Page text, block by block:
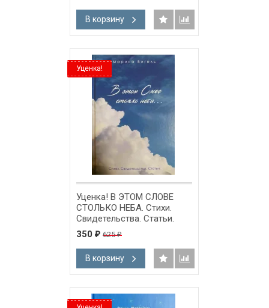
В корзину
Уценка!
Уценка! В ЭТОМ СЛОВЕ
СТОЛЬКО НЕБА. Стихи.
Свидетельства. Статьи.
Марина Вигель
350 ₽ 625₽
В корзину